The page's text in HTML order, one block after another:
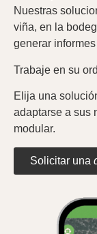
Nuestras
viña, en la
generar
Trabaje en su
Elija una
adaptarse a sus
modular.
Solicitar una